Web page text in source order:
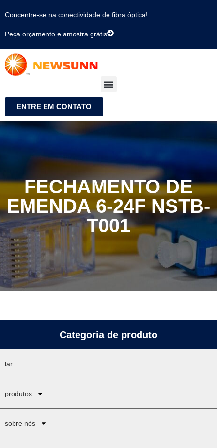
Concentre-se na conectividade de fibra óptica!
Peça orçamento e amostra grátis
ENTRE EM CONTATO
FECHAMENTO DE
EMENDA 6-24F NSTB-
T001
Categoria de produto
lar
produtos
sobre nós